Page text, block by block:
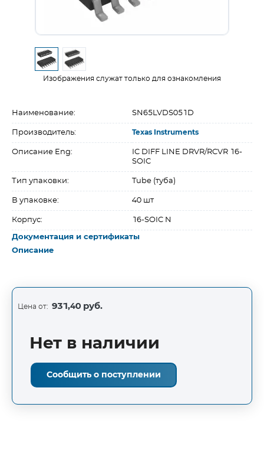
Изображения служат только для ознакомления
Наименование: SN65LVDS051D
Производитель: Texas Instruments
Описание Eng:
IC DIFF LINE DRVR/RCVR 16-
SOIC
Тип упаковки: Tube (туба)
В упаковке: 40 шт
Корпус: 16-SOIC N
Документация и сертификаты
Описание
Цена от: 931,40 руб.
Нет в наличии
Сообщить о поступлении